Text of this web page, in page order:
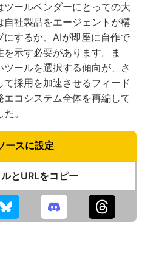
ールベンダーにとっての大
社製品をエージェントが構
するか、AIが即座に自作で
示す必要があります。ま
ールを選択する傾向が、さ
採用を加速させるフィード
コシステム全体を再編して
。
ースに設定
とURLをコピー